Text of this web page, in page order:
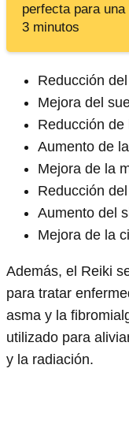
perfecta para
3 minutos
Reducción
Mejora del
Reducción de
Aumento de
Mejora de la
Reducción
Aumento del
Mejora de la
Además, el Reiki
para tratar
asma y la
utilizado para
y la radiación.